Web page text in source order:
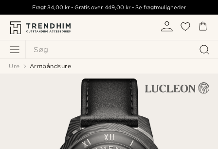
Søg
Fragt34,00 kr - Gratis over 449,00 kr- Se fragtmuligheder
Ure Armbåndsure